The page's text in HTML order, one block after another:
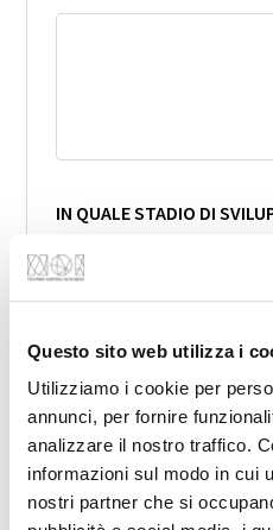
Questo sito web utilizza i
Utilizziamo i cookie per
annunci, per fornire
analizzare il nostro traffico.
informazioni sul modo in cui
nostri partner che si
IN QUALE STADIO DI
Idea, prototipo, MVP
UNIQUE SELLING